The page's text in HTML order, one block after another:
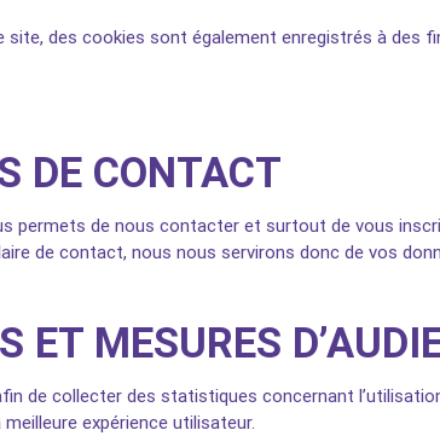
site, des cookies sont également enregistrés à des
DE CONTACT
permets de nous contacter et surtout de vous
de contact, nous nous servirons donc de vos
ET MESURES
de collecter des statistiques concernant
expérience utilisateur.